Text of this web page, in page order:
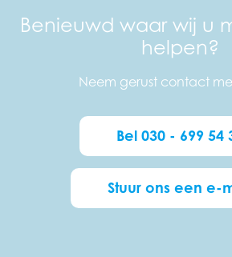
Benieuwd waar wij u
helpen?
Neem gerust contact
Bel 030 - 699 54
Stuur ons een e-